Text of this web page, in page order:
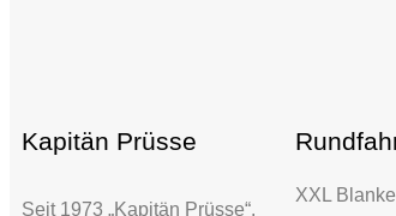
Kapitän Prüsse
Seit 1973 „Kapitän Prüsse“.
XXL